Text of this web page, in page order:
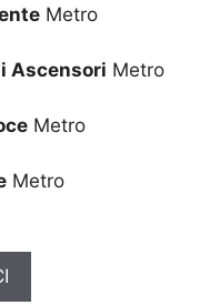
Metro
Ascensori Metro
Metro
Metro